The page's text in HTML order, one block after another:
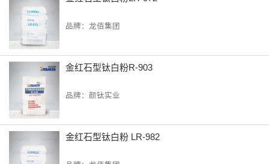
品牌：龙佰集团
金红石型钛白粉R-903
品牌：颜钛实业
金红石型钛白粉 LR-982